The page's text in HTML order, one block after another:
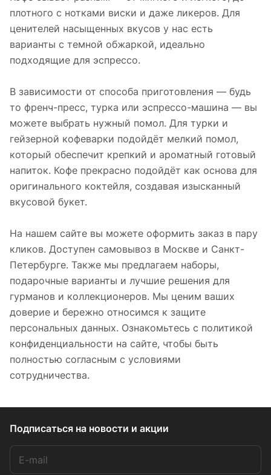
плотного с нотками виски и даже ликеров. Для
ценителей насыщенных вкусов у нас есть
варианты с темной обжаркой, идеально
подходящие для эспрессо.
В зависимости от способа приготовления — будь
то френч-пресс, турка или эспрессо-машина — вы
можете выбрать нужный помол. Для турки и
гейзерной кофеварки подойдёт мелкий помол,
который обеспечит крепкий и ароматный готовый
напиток. Кофе прекрасно подойдёт как основа для
оригинального коктейля, создавая изысканный
вкусовой букет.
На нашем сайте вы можете оформить заказ в пару
кликов. Доступен самовывоз в Москве и Санкт-
Петербурге. Также мы предлагаем наборы,
подарочные варианты и лучшие решения для
гурманов и коллекционеров. Мы ценим ваших
доверие и бережно относимся к защите
персональных данных. Ознакомьтесь с политикой
конфиденциальности на сайте, чтобы быть
полностью согласным с условиями
сотрудничества.
Подписаться на новости и акции